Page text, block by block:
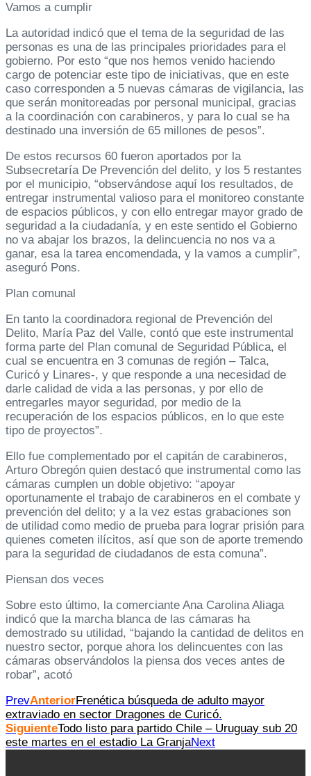
Vamos a cumplir
La autoridad indicó que el tema de la seguridad de las
personas es una de las principales prioridades para el
gobierno. Por esto “que nos hemos venido haciendo
cargo de potenciar este tipo de iniciativas, que en este
caso corresponden a 5 nuevas cámaras de vigilancia, las
que serán monitoreadas por personal municipal, gracias
a la coordinación con carabineros, y para lo cual se ha
destinado una inversión de 65 millones de pesos”.
De estos recursos 60 fueron aportados por la
Subsecretaría De Prevención del delito, y los 5 restantes
por el municipio, “observándose aquí los resultados, de
entregar instrumental valioso para el monitoreo constante
de espacios públicos, y con ello entregar mayor grado de
seguridad a la ciudadanía, y en este sentido el Gobierno
no va abajar los brazos, la delincuencia no nos va a
ganar, esa la tarea encomendada, y la vamos a cumplir”,
aseguró Pons.
Plan comunal
En tanto la coordinadora regional de Prevención del
Delito, María Paz del Valle, contó que este instrumental
forma parte del Plan comunal de Seguridad Pública, el
cual se encuentra en 3 comunas de región – Talca,
Curicó y Linares-, y que responde a una necesidad de
darle calidad de vida a las personas, y por ello de
entregarles mayor seguridad, por medio de la
recuperación de los espacios públicos, en lo que este
tipo de proyectos”.
Ello fue complementado por el capitán de carabineros,
Arturo Obregón quien destacó que instrumental como las
cámaras cumplen un doble objetivo: “apoyar
oportunamente el trabajo de carabineros en el combate y
prevención del delito; y a la vez estas grabaciones son
de utilidad como medio de prueba para lograr prisión para
quienes cometen ilícitos, así que son de aporte tremendo
para la seguridad de ciudadanos de esta comuna”.
Piensan dos veces
Sobre esto último, la comerciante Ana Carolina Aliaga
indicó que la marcha blanca de las cámaras ha
demostrado su utilidad, “bajando la cantidad de delitos en
nuestro sector, porque ahora los delincuentes con las
cámaras observándolos la piensa dos veces antes de
robar”, acotó
PrevAnteriorFrenética búsqueda de adulto mayor
extraviado en sector Dragones de Curicó.
SiguienteTodo listo para partido Chile – Uruguay sub 20
este martes en el estadio La GranjaNext